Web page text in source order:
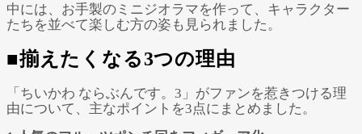
中には、お手製のミニジオラマを作って、キャラクター
たちを並べて楽しむ方の姿も見られました。
■揃えたくなる3つの理由
「ちいかわ ならぶんです。3」がファンを惹きつける理
由について、主なポイントを3点にまとめました。